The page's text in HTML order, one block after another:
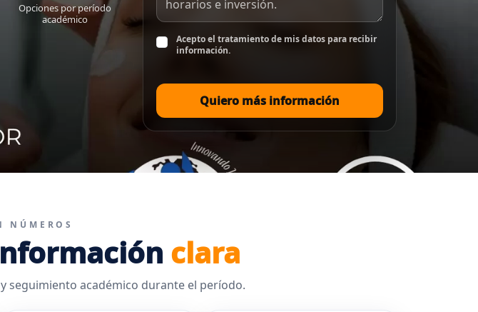
Opciones por período
académico
Acepto el tratamiento de mis datos para recibir
información.
Quiero más información
NÚMEROS
clara
seguimiento académico durante el período.